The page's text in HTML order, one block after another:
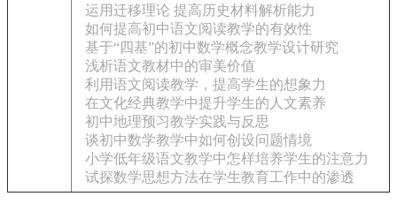
运用迁移理论 提高历史材料解析能力
如何提高初中语文阅读教学的有效性
基于“四基”的初中数学概念教学设计研究
浅析语文教材中的审美价值
利用语文阅读教学，提高学生的想象力
在文化经典教学中提升学生的人文素养
初中地理预习教学实践与反思
谈初中数学教学中如何创设问题情境
小学低年级语文教学中怎样培养学生的注意力
试探数学思想方法在学生教育工作中的渗透